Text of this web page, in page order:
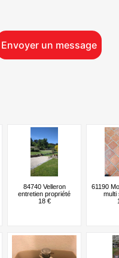
Envoyer un message
84740 Velleron
entretien propriété
18 €
61190
multi